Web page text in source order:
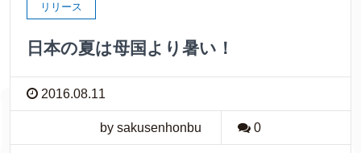
リリース
日本の夏は母国より暑い！
2016.08.11
by sakusenhonbu 0